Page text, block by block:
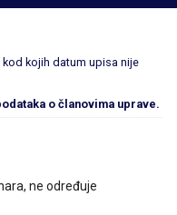
kod kojih datum upisa nije
o članovima uprave.
ne određuje